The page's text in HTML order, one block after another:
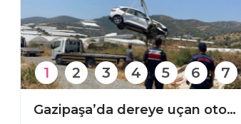
Alanya ve çevresinde kaçak operasyonu!
1 2 3 4 5 6 7